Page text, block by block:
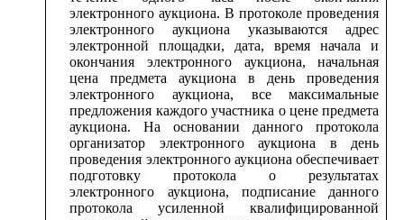
электронного аукциона. В протоколе проведения
электронного аукциона указываются адрес
электронной площадки, дата, время начала и
окончания электронного аукциона, начальная
цена предмета аукциона в день проведения
электронного аукциона, все максимальные
предложения каждого участника о цене предмета
аукциона. На основании данного протокола
организатор электронного аукциона в день
проведения электронного аукциона обеспечивает
подготовку протокола о результатах
электронного аукциона, подписание данного
протокола усиленной квалифицированной